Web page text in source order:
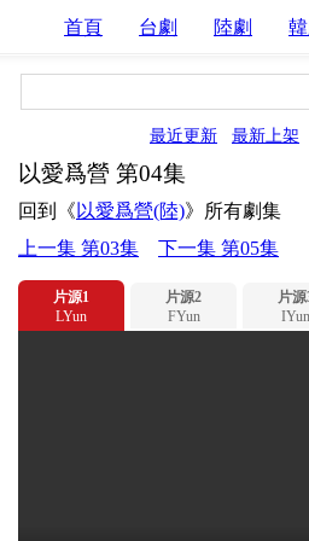
首頁 台劇 陸劇
最近更新 最新上架
以愛爲營 第04集
回到《 以愛爲營(陸)》所有劇集
上一集 第03集
下一集 第05集
片源1
LYun
片源2
FYun
片源
IYun